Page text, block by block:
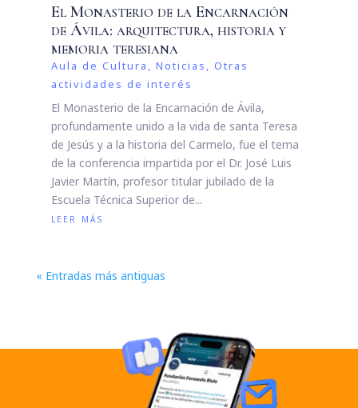
El Monasterio de la Encarnación
de Ávila: arquitectura, historia y
memoria teresiana
Aula de Cultura , Noticias , Otras
actividades de interés
El Monasterio de la Encarnación de Ávila,
profundamente unido a la vida de santa Teresa
de Jesús y a la historia del Carmelo, fue el tema
de la conferencia impartida por el Dr. José Luis
Javier Martín, profesor titular jubilado de la
Escuela Técnica Superior de...
leer más
« Entradas más antiguas